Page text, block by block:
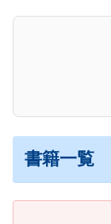
書籍一覧